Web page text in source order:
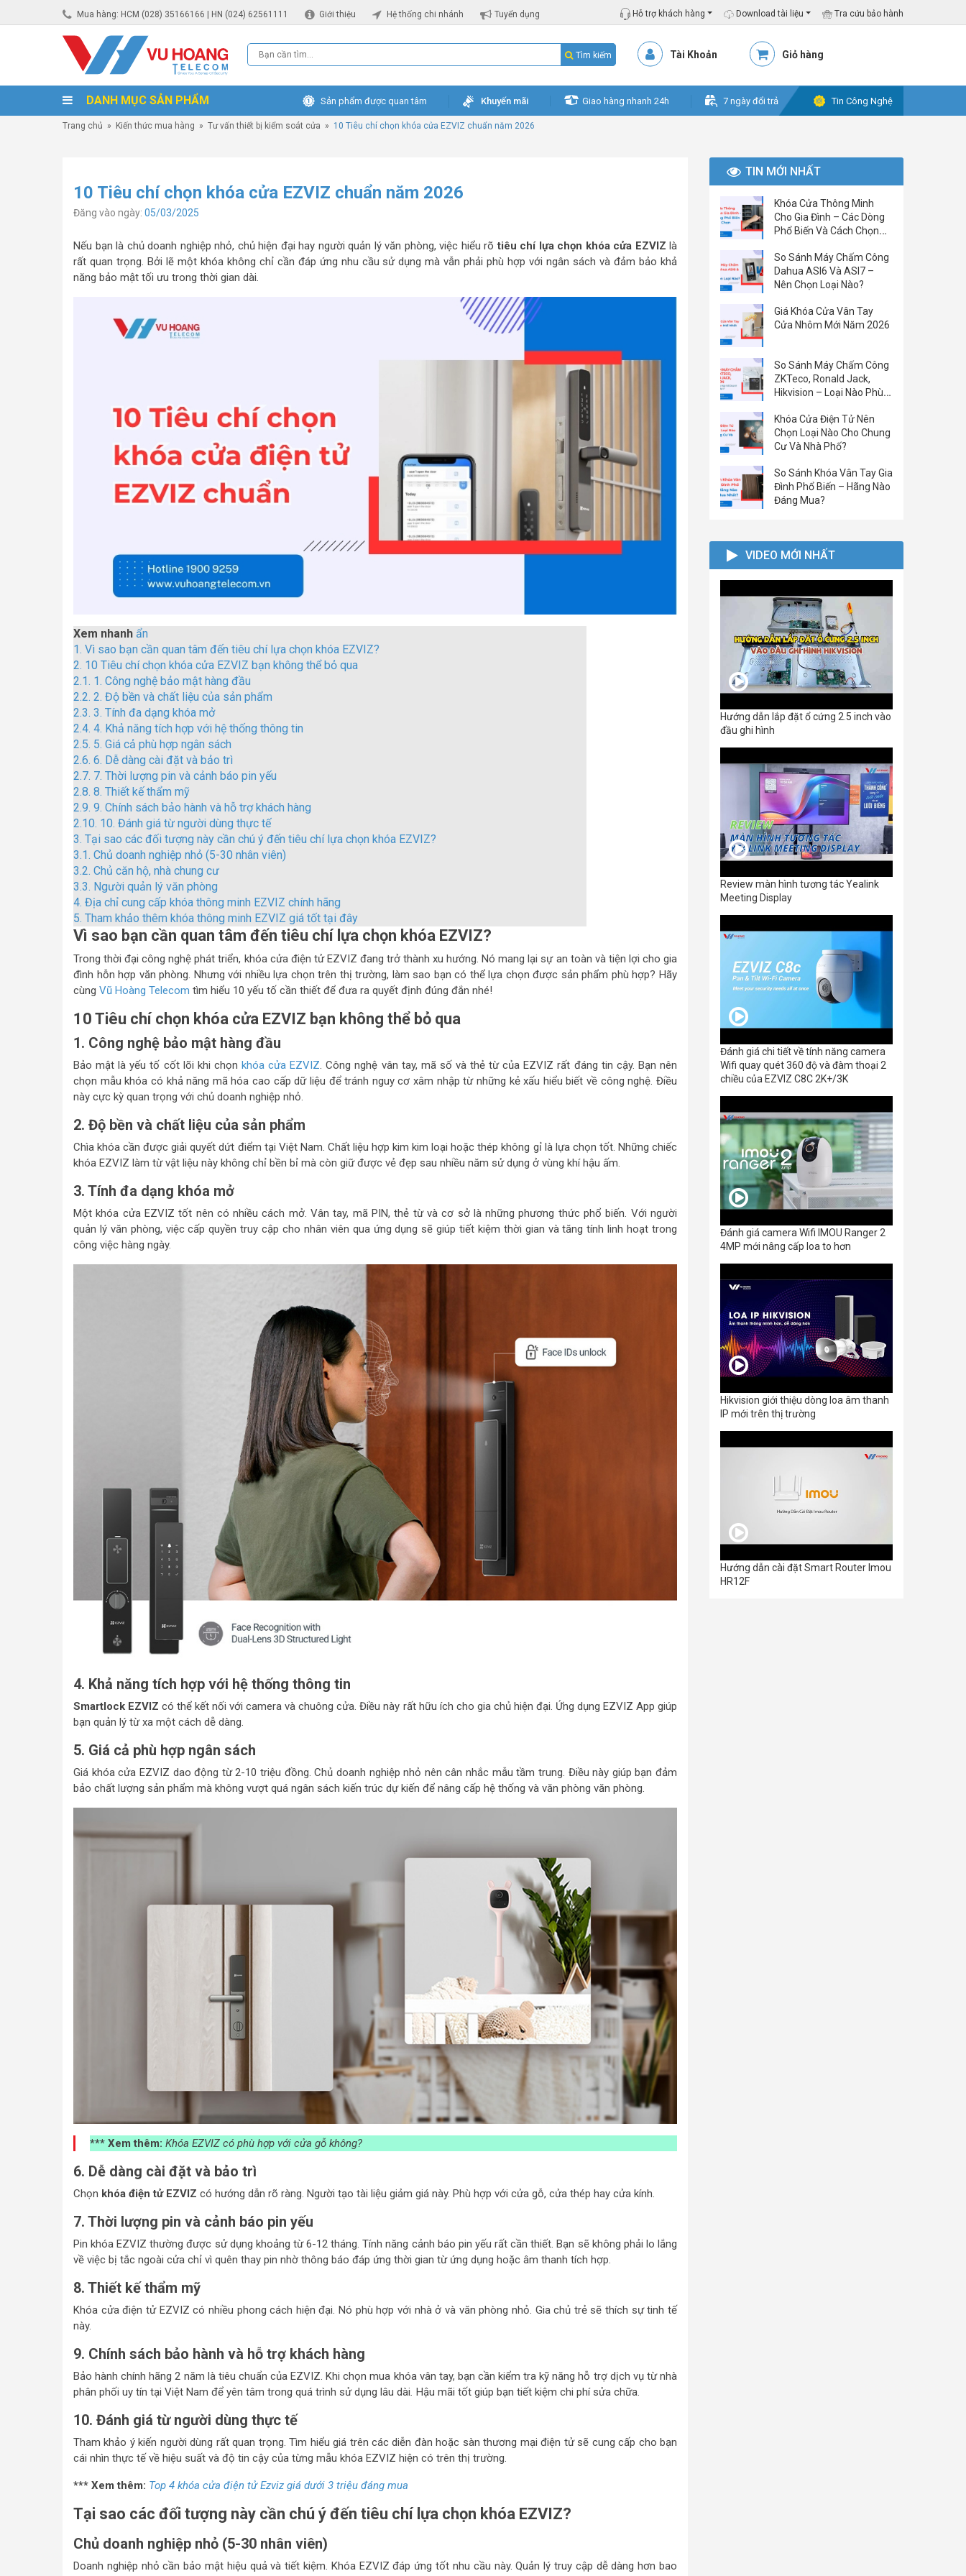
Mua hàng: HCM (028) 35166166 | HN (024) 62561111 Giới thiệu Hệ thống chi nhánh Tuyển dụng Hỗ trợ khách hàng Download tài liệu Tra cứu bảo hành
Tìm kiếm Tài Khoản Giỏ hàng
DANH MỤC SẢN PHẨM Sản phẩm được quan tâm Khuyến mãi Giao hàng nhanh 24h 7 ngày đổi trả Tin Công Nghệ
Trang chủ » Kiến thức mua hàng » Tư vấn thiết bị kiểm soát cửa » 10 Tiêu chí chọn khóa cửa EZVIZ chuẩn năm 2026
10 Tiêu chí chọn khóa cửa EZVIZ chuẩn năm 2026
Đăng vào ngày: 05/03/2025
Nếu bạn là chủ doanh nghiệp nhỏ, chủ hiện đại hay người quản lý văn phòng, việc hiểu rõtiêu chí lựa chọn khóa cửa EZVIZ là
rất quan trọng. Bởi lẽ một khóa không chỉ cần đáp ứng nhu cầu sử dụng mà vẫn phải phù hợp với ngân sách và đảm bảo khả
năng bảo mật tối ưu trong thời gian dài.
Xem nhanh ẩn
1. Vì sao bạn cần quan tâm đến tiêu chí lựa chọn khóa EZVIZ?
2. 10 Tiêu chí chọn khóa cửa EZVIZ bạn không thể bỏ qua
2.1. 1. Công nghệ bảo mật hàng đầu
2.2. 2. Độ bền và chất liệu của sản phẩm
2.3. 3. Tính đa dạng khóa mở
2.4. 4. Khả năng tích hợp với hệ thống thông tin
2.5. 5. Giá cả phù hợp ngân sách
2.6. 6. Dễ dàng cài đặt và bảo trì
2.7. 7. Thời lượng pin và cảnh báo pin yếu
2.8. 8. Thiết kế thẩm mỹ
2.9. 9. Chính sách bảo hành và hỗ trợ khách hàng
2.10. 10. Đánh giá từ người dùng thực tế
3. Tại sao các đối tượng này cần chú ý đến tiêu chí lựa chọn khóa EZVIZ?
3.1. Chủ doanh nghiệp nhỏ (5-30 nhân viên)
3.2. Chủ căn hộ, nhà chung cư
3.3. Người quản lý văn phòng
4. Địa chỉ cung cấp khóa thông minh EZVIZ chính hãng
5. Tham khảo thêm khóa thông minh EZVIZ giá tốt tại đây
Vì sao bạn cần quan tâm đến tiêu chí lựa chọn khóa EZVIZ?
Trong thời đại công nghệ phát triển, khóa cửa điện tử EZVIZ đang trở thành xu hướng. Nó mang lại sự an toàn và tiện lợi cho gia
đình hỗn hợp văn phòng. Nhưng với nhiều lựa chọn trên thị trường, làm sao bạn có thể lựa chọn được sản phẩm phù hợp? Hãy
cùng Vũ Hoàng Telecom tìm hiểu 10 yếu tố cần thiết để đưa ra quyết định đúng đắn nhé!
10 Tiêu chí chọn khóa cửa EZVIZ bạn không thể bỏ qua
1. Công nghệ bảo mật hàng đầu
Bảo mật là yếu tố cốt lõi khi chọn khóa cửa EZVIZ. Công nghệ vân tay, mã số và thẻ từ của EZVIZ rất đáng tin cậy. Bạn nên
chọn mẫu khóa có khả năng mã hóa cao cấp dữ liệu để tránh nguy cơ xâm nhập từ những kẻ xấu hiểu biết về công nghệ. Điều
này cực kỳ quan trọng với chủ doanh nghiệp nhỏ.
2. Độ bền và chất liệu của sản phẩm
Chìa khóa cần được giải quyết dứt điểm tại Việt Nam. Chất liệu hợp kim kim loại hoặc thép không gỉ là lựa chọn tốt. Những chiếc
khóa EZVIZ làm từ vật liệu này không chỉ bền bỉ mà còn giữ được vẻ đẹp sau nhiều năm sử dụng ở vùng khí hậu ấm.
3. Tính đa dạng khóa mở
Một khóa cửa EZVIZ tốt nên có nhiều cách mở. Vân tay, mã PIN, thẻ từ và cơ sở là những phương thức phổ biến. Với người
quản lý văn phòng, việc cấp quyền truy cập cho nhân viên qua ứng dụng sẽ giúp tiết kiệm thời gian và tăng tính linh hoạt trong
công việc hàng ngày.
4. Khả năng tích hợp với hệ thống thông tin
Smartlock EZVIZ có thể kết nối với camera và chuông cửa. Điều này rất hữu ích cho gia chủ hiện đại. Ứng dụng EZVIZ App giúp
bạn quản lý từ xa một cách dễ dàng.
5. Giá cả phù hợp ngân sách
Giá khóa cửa EZVIZ dao động từ 2-10 triệu đồng. Chủ doanh nghiệp nhỏ nên cân nhắc mẫu tầm trung. Điều này giúp bạn đảm
bảo chất lượng sản phẩm mà không vượt quá ngân sách kiến ​​trúc dự kiến ​​để nâng cấp hệ thống và văn phòng văn phòng.
*** Xem thêm: Khóa EZVIZ có phù hợp với cửa gỗ không?
6. Dễ dàng cài đặt và bảo trì
Chọn khóa điện tử EZVIZ có hướng dẫn rõ ràng. Người tạo tài liệu giảm giá này. Phù hợp với cửa gỗ, cửa thép hay cửa kính.
7. Thời lượng pin và cảnh báo pin yếu
Pin khóa EZVIZ thường được sử dụng khoảng từ 6-12 tháng. Tính năng cảnh báo pin yếu rất cần thiết. Bạn sẽ không phải lo lắng
về việc bị tắc ngoài cửa chỉ vì quên thay pin nhờ thông báo đáp ứng thời gian từ ứng dụng hoặc âm thanh tích hợp.
8. Thiết kế thẩm mỹ
Khóa cửa điện tử EZVIZ có nhiều phong cách hiện đại. Nó phù hợp với nhà ở và văn phòng nhỏ. Gia chủ trẻ sẽ thích sự tinh tế
này.
9. Chính sách bảo hành và hỗ trợ khách hàng
Bảo hành chính hãng 2 năm là tiêu chuẩn của EZVIZ. Khi chọn mua khóa vân tay, bạn cần kiểm tra kỹ năng hỗ trợ dịch vụ từ nhà
phân phối uy tín tại Việt Nam để yên tâm trong quá trình sử dụng lâu dài. Hậu mãi tốt giúp bạn tiết kiệm chi phí sửa chữa.
10. Đánh giá từ người dùng thực tế
Tham khảo ý kiến ​​người dùng rất quan trọng. Tìm hiểu giá trên các diễn đàn hoặc sàn thương mại điện tử sẽ cung cấp cho bạn
cái nhìn thực tế về hiệu suất và độ tin cậy của từng mẫu khóa EZVIZ hiện có trên thị trường.
*** Xem thêm: Top 4 khóa cửa điện tử Ezviz giá dưới 3 triệu đáng mua
Tại sao các đối tượng này cần chú ý đến tiêu chí lựa chọn khóa EZVIZ?
Chủ doanh nghiệp nhỏ (5-30 nhân viên)
Doanh nghiệp nhỏ cần bảo mật hiệu quả và tiết kiệm. Khóa EZVIZ đáp ứng tốt nhu cầu này. Quản lý truy cập dễ dàng hơn bao
TIN MỚI NHẤT
Khóa Cửa Thông Minh
Cho Gia Đình – Các Dòng
Phổ Biến Và Cách Chọn
So Sánh Máy Chấm Công
Dahua ASI6 Và ASI7 –
Nên Chọn Loại Nào?
Giá Khóa Cửa Vân Tay
Cửa Nhôm Mới Năm 2026
So Sánh Máy Chấm Công
ZKTeco, Ronald Jack,
Hikvision – Loại Nào Phù
Của Bạn?
Khóa Cửa Điện Tử Nên
Chọn Loại Nào Cho Chung
Cư Và Nhà Phố?
So Sánh Khóa Vân Tay Gia
Đình Phổ Biến – Hãng Nào
Đáng Mua?
VIDEO MỚI NHẤT
Hướng dẫn lắp đặt ổ cứng 2.5 inch vào
đầu ghi hình
Review màn hình tương tác Yealink
Meeting Display
Đánh giá chi tiết về tính năng camera
Wifi quay quét 360 độ và đàm thoại 2
chiều của EZVIZ C8C 2K+/3K
Đánh giá camera Wifi IMOU Ranger 2
4MP mới nâng cấp loa to hơn
Hikvision giới thiệu dòng loa âm thanh
IP mới trên thị trường
Hướng dẫn cài đặt Smart Router Imou
HR12F